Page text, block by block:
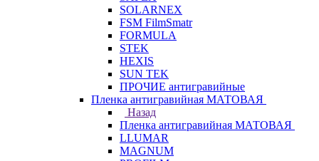
SOLARNEX
FSM FilmSmatr
FORMULA
STEK
HEXIS
SUN TEK
ПРОЧИЕ антигравийные
Пленка антигравийная МАТОВАЯ
Назад
Пленка антигравийная МАТОВАЯ
LLUMAR
MAGNUM